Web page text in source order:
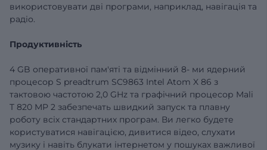
використовувати дві програми, наприклад, навігація та
радіо.
Продуктивність
4 GB оперативної пам'яті та відмінний 8- ми ядерний
процесор S preadtrum SC9863 Intel Atom X 86 з
тактовою частотою 2,0 GHz та графічний процесор Mali
T 820 MP 2 забезпечать швидкий запуск та плавну
роботу всіх стандартних програм. Ви легко будете
користуватися навігацією, дивитися відео, слухати
музику і навіть блукати інтернетом у пошуках важливої